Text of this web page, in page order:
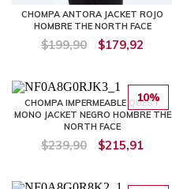
CHOMPA ANTORA JACKET ROJO
HOMBRE THE NORTH FACE
$199,90 $179,92
10%
CHOMPA IMPERMEABLE QUEST
MONO JACKET NEGRO HOMBRE THE
NORTH FACE
$239,90 $215,91